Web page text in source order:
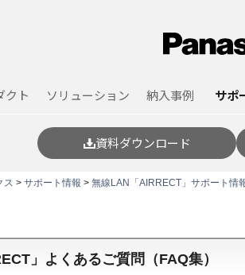
クト ソリューション 納入事例 サポ
資料ダウンロード
ス > サポート情報 > 無線LAN「AIRRECT」サポート情
」よくあるご質問（FAQ集）